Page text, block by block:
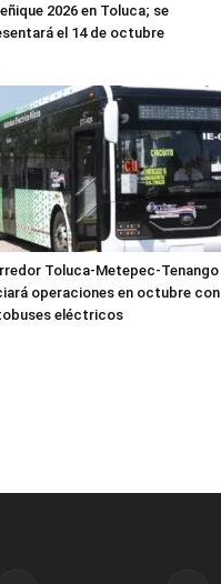
2026 en Toluca; se
el 14 de octubre
Toluca-Metepec-Tenango
operaciones en octubre con
eléctricos